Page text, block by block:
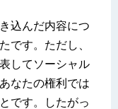
込んだ内容につ
です。ただし、
してソーシャル
なたの権利では
です。したがっ